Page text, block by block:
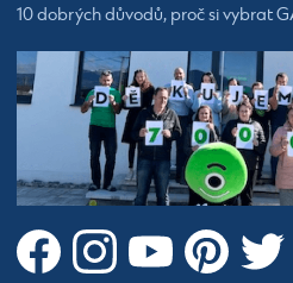
10 dobrých důvodů, proč si vybrat